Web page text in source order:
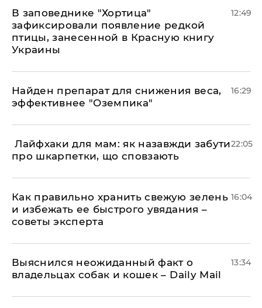
В заповеднике "Хортица"
зафиксировали появление редкой
птицы, занесенной в Красную книгу
Украины
12:49
Найден препарат для снижения веса,
эффективнее "Оземпика"
16:29
​ Лайфхаки для мам: як назавжди забути
про шкарпетки, що сповзають
22:05
Как правильно хранить свежую зелень
и избежать ее быстрого увядания –
советы эксперта
16:04
Выяснился неожиданный факт о
владельцах собак и кошек – Daily Mail
13:34